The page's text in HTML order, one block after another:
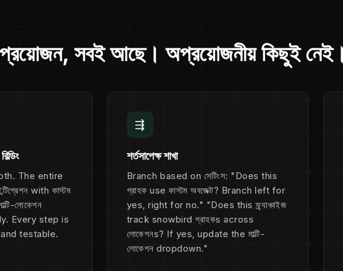
প্রয়োজন, সবই আছে। অপ্রয়োজনীয় কিছুই
The entire
with কাস্টম
লোকেশন
Every step is
testable.
⇶
শর্তসাপেক্ষ শাখা
Branch based on সেটিংস: "Does this
গ্রাহক use কাস্টম অবজেক্ট? Branch left for
yes, right for no." "Does this ফ্র্যাঞ্চাইজ
track snowbird গ্রাহকs across
লোকেশনs? If yes, update the মাল্টি-
লোকেশন dropdown."